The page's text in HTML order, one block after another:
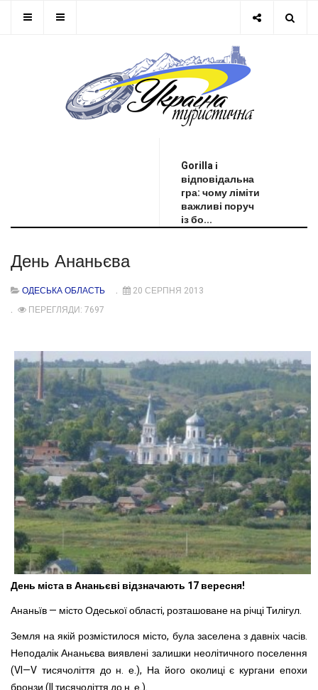
Gorilla і
відповідальна
гра: чому ліміти
важливі поруч
із бо...
День Ананьєва
ОДЕСЬКА ОБЛАСТЬ
20 СЕРПНЯ 2013
ПЕРЕГЛЯДИ: 7697
День міста в Ананьєві відзначають 17 вересня!
Ананьїв — місто Одеської області, розташоване на річці Тилігул.
Земля на якій розмістилося місто, була заселена з давніх часів.
Неподалік Ананьєва виявлені залишки неолітичного поселення
(VI—V тисячоліття до н. е.), На його околиці є кургани епохи